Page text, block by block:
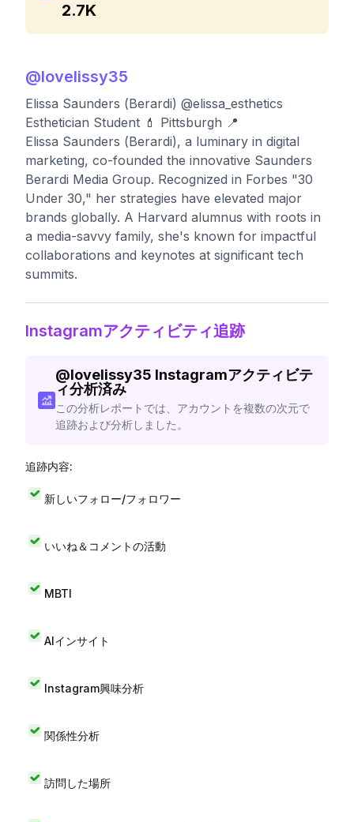
2.7K
@lovelissy35
Elissa Saunders (Berardi) @elissa_esthetics
Esthetician Student 💄 Pittsburgh 📍
Elissa Saunders (Berardi), a luminary in digital
marketing, co-founded the innovative Saunders
Berardi Media Group. Recognized in Forbes "30
Under 30," her strategies have elevated major
brands globally. A Harvard alumnus with roots in
a media-savvy family, she's known for impactful
collaborations and keynotes at significant tech
summits.
Instagramアクティビティ追跡
@lovelissy35 Instagramアクティビテ
ィ分析済み
この分析レポートでは、アカウントを複数の次元で
追跡および分析しました。
追跡内容:
新しいフォロー/フォロワー
いいね＆コメントの活動
MBTI
AIインサイト
Instagram興味分析
関係性分析
訪問した場所